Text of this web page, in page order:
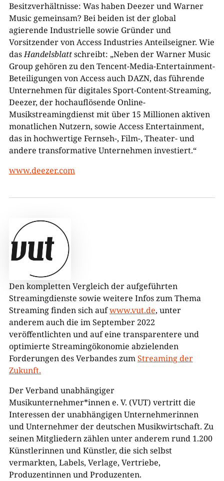
Besitzverhältnisse: Was haben Deezer und Warner
Music gemeinsam? Bei beiden ist der global
agierende Industrielle sowie Gründer und
Vorsitzender von Access Industries Anteilseigner. Wie
dasHandelsblattschreibt: „Neben der Warner Music
Group gehören zu den Tencent-Media-Entertainment-
Beteiligungen von Access auch DAZN, das führende
Unternehmen für digitales Sport-Content-Streaming,
Deezer, der hochauflösende Online-
Musikstreamingdienst mit über 15 Millionen aktiven
monatlichen Nutzern, sowie Access Entertainment,
das in hochwertige Fernseh-, Film-, Theater- und
andere transformative Unternehmen investiert.“
www.deezer.com
Den kompletten Vergleich der aufgeführten
Streamingdienste sowie weitere Infos zum Thema
Streaming finden sich aufwww.vut.de, unter
anderem auch die im September 2022
veröffentlichten und auf eine transparentere und
optimierte Streamingökonomie abzielenden
Forderungen des Verbandes zumStreaming der
Zukunft.
Der Verband unabhängiger
Musikunternehmer*innen e. V. (VUT) vertritt die
Interessen der unabhängigen Unternehmerinnen
und Unternehmer der deutschen Musikwirtschaft. Zu
seinen Mitgliedern zählen unter anderem rund 1.200
Künstlerinnen und Künstler, die sich selbst
vermarkten, Labels, Verlage, Vertriebe,
Produzentinnen und Produzenten.